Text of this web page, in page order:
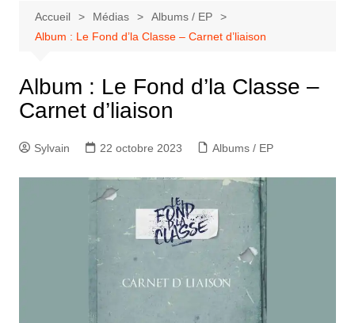
Accueil Médias
Albums / EP
Album : Le Fond d’la Classe – Carnet d’liaison
Album : Le Fond d’la Classe –
Carnet d’liaison
Sylvain 22 octobre 2023 Albums / EP